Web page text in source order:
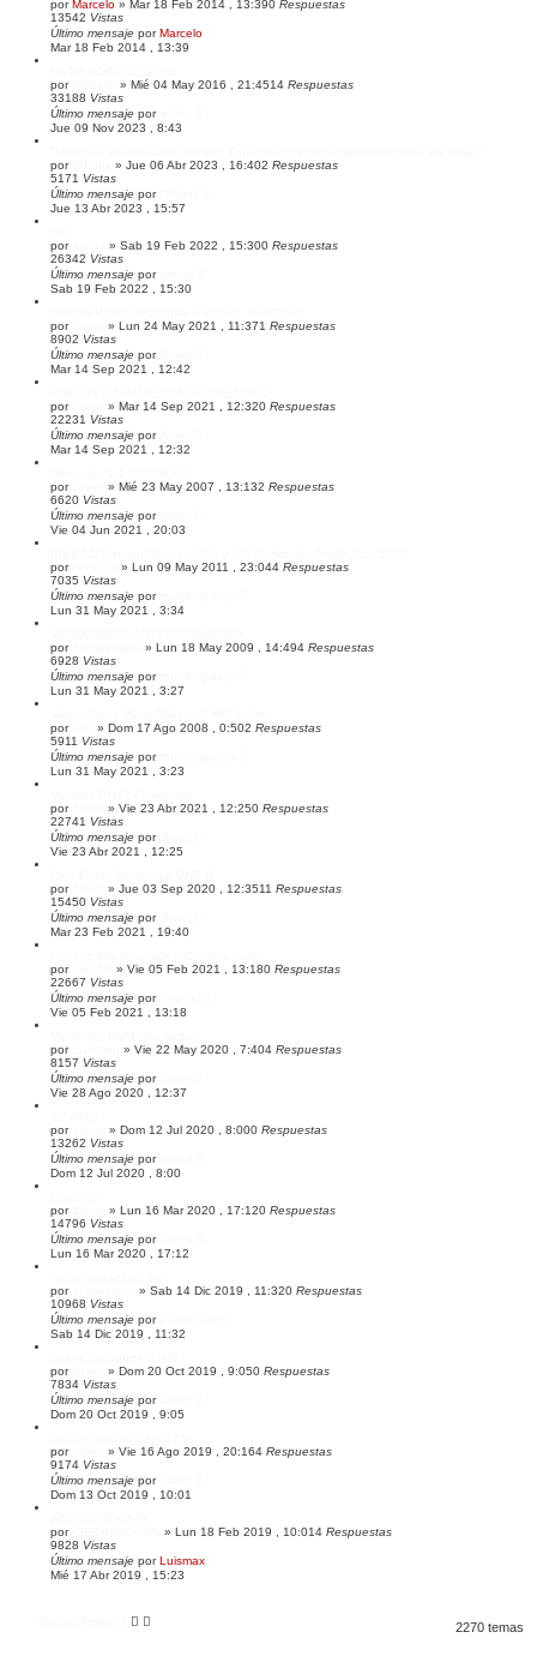
z
d
a
porMarcelo » Mar 18 Feb 2014 , 13:390 Respuestas
13542 Vistas
Último mensaje porMarcelo
Mar 18 Feb 2014 , 13:39
por
» Mié 04 May 2016 , 21:4514 Respuestas
33188 Vistas
Último mensaje por
Jue 09 Nov 2023 , 8:43
por
» Jue 06 Abr 2023 , 16:402 Respuestas
5171 Vistas
Último mensaje por
Jue 13 Abr 2023 , 15:57
por
» Sab 19 Feb 2022 , 15:300 Respuestas
26342 Vistas
Último mensaje por
Sab 19 Feb 2022 , 15:30
por
» Lun 24 May 2021 , 11:371 Respuestas
8902 Vistas
Último mensaje por
Mar 14 Sep 2021 , 12:42
por
» Mar 14 Sep 2021 , 12:320 Respuestas
22231 Vistas
Último mensaje por
Mar 14 Sep 2021 , 12:32
por
» Mié 23 May 2007 , 13:132 Respuestas
6620 Vistas
Último mensaje por
Vie 04 Jun 2021 , 20:03
por
» Lun 09 May 2011 , 23:044 Respuestas
7035 Vistas
Último mensaje por
Lun 31 May 2021 , 3:34
por
» Lun 18 May 2009 , 14:494 Respuestas
6928 Vistas
Último mensaje por
Lun 31 May 2021 , 3:27
por
» Dom 17 Ago 2008 , 0:502 Respuestas
5911 Vistas
Último mensaje por
Lun 31 May 2021 , 3:23
por
» Vie 23 Abr 2021 , 12:250 Respuestas
22741 Vistas
Último mensaje por
Vie 23 Abr 2021 , 12:25
por
» Jue 03 Sep 2020 , 12:3511 Respuestas
15450 Vistas
Último mensaje por
Mar 23 Feb 2021 , 19:40
por
» Vie 05 Feb 2021 , 13:180 Respuestas
22667 Vistas
Último mensaje por
Vie 05 Feb 2021 , 13:18
por
» Vie 22 May 2020 , 7:404 Respuestas
8157 Vistas
Último mensaje por
Vie 28 Ago 2020 , 12:37
por
» Dom 12 Jul 2020 , 8:000 Respuestas
13262 Vistas
Último mensaje por
Dom 12 Jul 2020 , 8:00
por
» Lun 16 Mar 2020 , 17:120 Respuestas
14796 Vistas
Último mensaje por
Lun 16 Mar 2020 , 17:12
por
» Sab 14 Dic 2019 , 11:320 Respuestas
10968 Vistas
Último mensaje por
Sab 14 Dic 2019 , 11:32
por
» Dom 20 Oct 2019 , 9:050 Respuestas
7834 Vistas
Último mensaje por
Dom 20 Oct 2019 , 9:05
por
» Vie 16 Ago 2019 , 20:164 Respuestas
9174 Vistas
Último mensaje por
Dom 13 Oct 2019 , 10:01
por
» Lun 18 Feb 2019 , 10:014 Respuestas
9828 Vistas
Último mensaje porLuismax
Mié 17 Abr 2019 , 15:23
2270 temas